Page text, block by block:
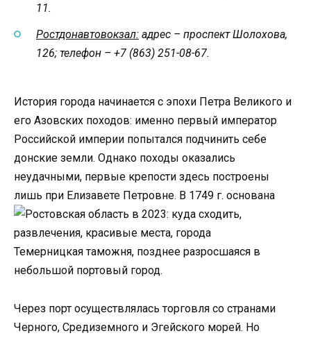
11.
Ростдонавтовокзал: адрес – проспект Шолохова,
126; телефон – +7 (863) 251-08-67.
История города начинается с эпохи Петра Великого и
его Азовских походов: именно первый император
Российской империи попытался подчинить себе
донские земли. Однако походы оказались
неудачными, первые крепости здесь построены
лишь при Елизавете Петровне. В 1749 г. основана
Темерницкая таможня, позднее разросшаяся в
небольшой портовый город.
Через порт осуществлялась торговля со странами
Черного, Средиземного и Эгейского морей. Но